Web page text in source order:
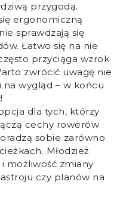
przygodą.
ergonomiczną
sprawdzają się
Łatwo się na nie
przyciąga wzrok
zwrócić uwagę nie
wygląd – w końcu
dla tych, którzy
cechy rowerów
sobie zarówno
Młodzież
możliwość zmiany
czy planów na